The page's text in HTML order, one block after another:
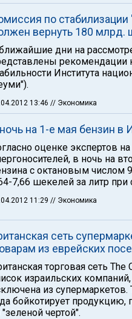
по
вернуть 180 млрд.
дни на
рекомендации
Института
13:46 // Экономика
на 1-е мая бензин в
оценке экспертов
в ночь на
с октановым числом
7,66 шекелей за литр
11:29 // Экономика
сеть
из еврейских
торговая сеть
израильских
из супермаркетов.
бойкотирует
"зеленой чертой".